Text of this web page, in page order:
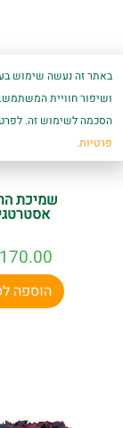
שמיכת
170.00
הוספה
באתר זה נעשה שימוש
ושיפור חוויית
הסכמה לשימוש זה.
פרטיות.